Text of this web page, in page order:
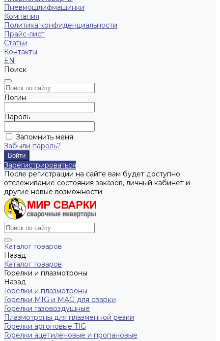
Пневмошлифмашинки
Компания
Политика конфиденциальности
Прайс-лист
Статьи
Контакты
EN
Поиск
Логин
Пароль
Запомнить меня
Забыли пароль?
Зарегистрироваться
После регистрации на сайте вам будет доступно
отслеживание состояния заказов, личный кабинет и
другие новые возможности
Каталог товаров
Назад
Каталог товаров
Горелки и плазмотроны
Назад
Горелки и плазмотроны
Горелки MIG и MAG для сварки
Горелки газовоздушные
Плазмотроны для плазменной резки
Горелки аргоновые TIG
Горелки ацетиленовые и пропановые